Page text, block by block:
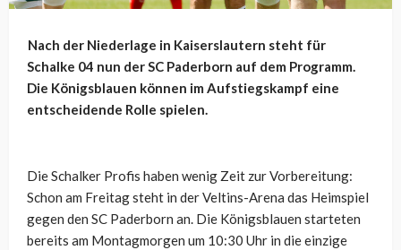
Nach der Niederlage in Kaiserslautern steht für
Schalke 04 nun der SC Paderborn auf dem Programm.
Die Königsblauen können im Aufstiegskampf eine
entscheidende Rolle spielen.
Die Schalker Profis haben wenig Zeit zur Vorbereitung:
Schon am Freitag steht in der Veltins-Arena das Heimspiel
gegen den SC Paderborn an. Die Königsblauen starteten
bereits am Montagmorgen um 10:30 Uhr in die einzige